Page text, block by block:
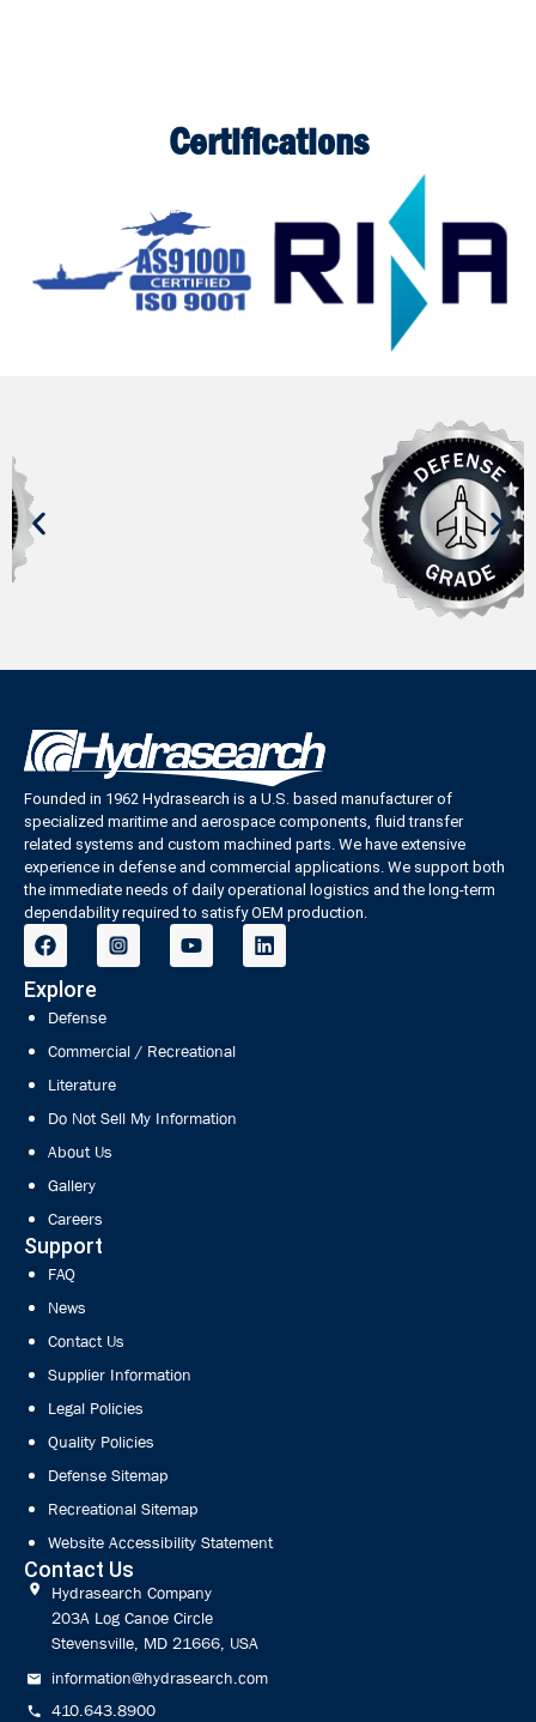
Certifications
Founded in 1962 Hydrasearch is a U.S. based manufacturer of
specialized maritime and aerospace components, fluid transfer
related systems and custom machined parts. We have extensive
experience in defense and commercial applications. We support both
the immediate needs of daily operational logistics and the long-term
dependability required to satisfy OEM production.
Explore
Defense
Commercial / Recreational
Literature
Do Not Sell My Information
About Us
Gallery
Careers
Support
FAQ
News
Contact Us
Supplier Information
Legal Policies
Quality Policies
Defense Sitemap
Recreational Sitemap
Website Accessibility Statement
Contact Us
Hydrasearch Company
203A Log Canoe Circle
Stevensville, MD 21666, USA
information@hydrasearch.com
410.643.8900